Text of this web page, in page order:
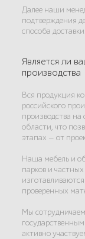
Далее наши
подтверждения
способа доставки.
Является ли
производства
Вся продукция
российского
производства
области, что
этапах — от
Наша мебель и
парков и
проверенных
Мы
активно